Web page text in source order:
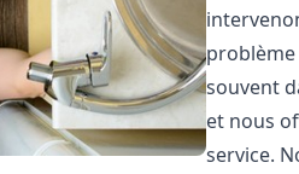
souvent
et nous
service.